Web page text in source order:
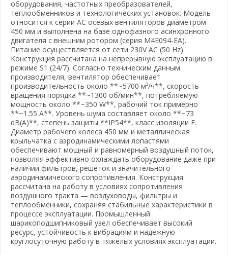
оборудования, частотных преобразователей,
теплообменников и технологических установок. Модель
относится к серии AC осевых вентиляторов диаметром
450 мм и выполнена на базе однофазного асинхронного
двигателя с внешним ротором (серия M4E094-EA).
Питание осуществляется от сети 230V AC (50 Hz).
Конструкция рассчитана на непрерывную эксплуатацию в
режиме S1 (24/7). Согласно техническим данным
производителя, вентилятор обеспечивает
производительность около **~5700 м³/ч**, скорость
вращения порядка **~1300 об/мин**, потребляемую
мощность около **~350 W**, рабочий ток примерно
**~1.55 A**. Уровень шума составляет около **~73
dB(A)**, степень защиты **IP54**, класс изоляции F.
Диаметр рабочего колеса 450 мм и металлическая
крыльчатка с аэродинамическими лопастями
обеспечивают мощный и равномерный воздушный поток,
позволяя эффективно охлаждать оборудование даже при
наличии фильтров, решеток и значительного
аэродинамического сопротивления. Конструкция
рассчитана на работу в условиях сопротивления
воздушного тракта — воздуховоды, фильтры и
теплообменники, сохраняя стабильные характеристики в
процессе эксплуатации. Промышленный
шарикоподшипниковый узел обеспечивает высокий
ресурс, устойчивость к вибрациям и надежную
круглосуточную работу в тяжелых условиях эксплуатации.
почту